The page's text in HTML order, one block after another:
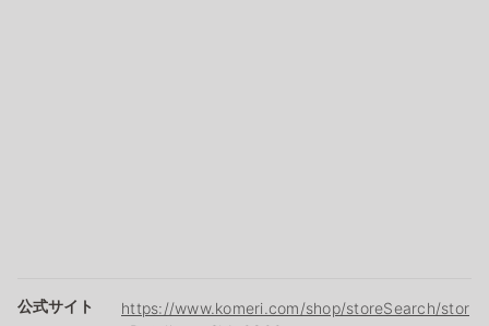
公式サイト
https://www.komeri.com/shop/storeSearch/stor